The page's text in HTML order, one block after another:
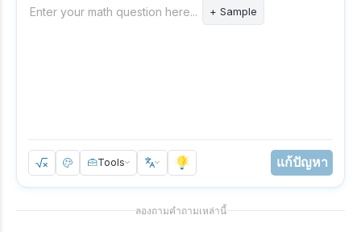
Enter your math question here... + Sample
Tools แก้ปัญหา
ลองถามคำถามเหล่านี้